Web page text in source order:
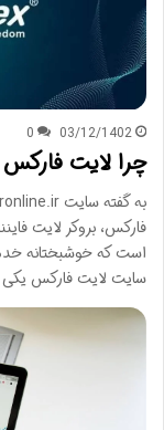
03/12/1402
0
چرا لایت فارکس
فارکس، بروکر لایت
است که خوشبختانه
سایت لایت فارکس یکی